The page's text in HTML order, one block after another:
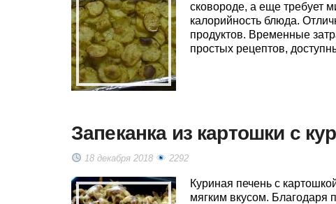
сковороде, а еще требует
калорийность блюда.
продуктов. Временные
простых рецептов,
Запеканка из картошки с
18 декабря 2018 2292
Куриная печень с
мягким вкусом. Благодаря